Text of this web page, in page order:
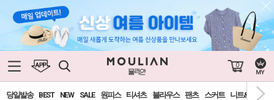
0
당일발송 BEST NEW SALE 원피스 티셔츠 블라우스 팬츠 스커트 니트&가디건